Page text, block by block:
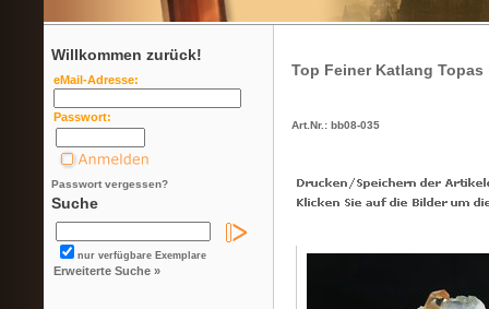
Willkommen zurück!
eMail-Adresse:
Passwort:
Passwort vergessen?
Suche
nur verfügbare Exemplare
Erweiterte Suche »
Top Feiner Katlang Topas
Art.Nr.: bb08-035